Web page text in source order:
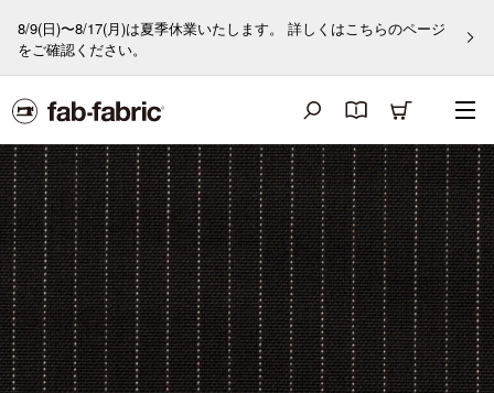
8/9(日)〜8/17(月)は夏季休業いたします。 詳しくはこちらのページ
をご確認ください。